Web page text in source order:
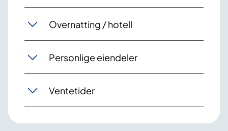
Overnatting / hotell
Personlige eiendeler
Ventetider